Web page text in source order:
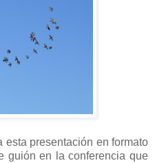
esta presentación en formato
guión en la conferencia que